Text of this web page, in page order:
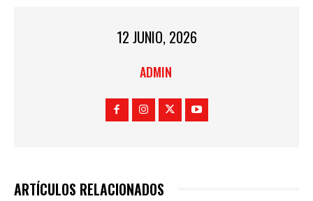
12 JUNIO, 2026
ADMIN
ARTÍCULOS RELACIONADOS